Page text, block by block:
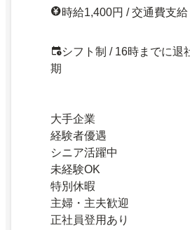
時給1,400円 / 交通費支給
シフト制 / 16時までに退
期
大手企業
経験者優遇
シニア活躍中
未経験OK
特別休暇
主婦・主夫歓迎
正社員登用あり